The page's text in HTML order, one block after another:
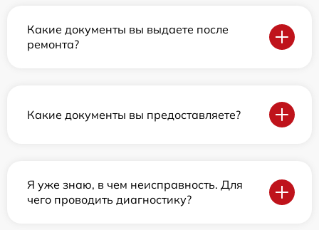
Какие документы вы выдаете после
ремонта?
Какие документы вы предоставляете?
Я уже знаю, в чем неисправность. Для
чего проводить диагностику?